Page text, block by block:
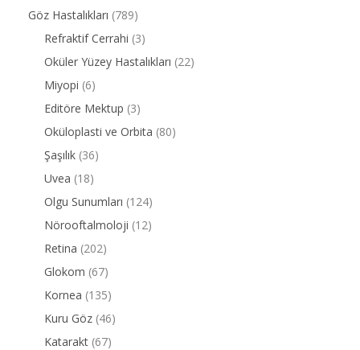
Göz Hastalıkları (789)
Refraktif Cerrahi (3)
Oküler Yüzey Hastalıkları (22)
Miyopi (6)
Editöre Mektup (3)
Oküloplasti ve Orbita (80)
Şaşılık (36)
Uvea (18)
Olgu Sunumları (124)
Nörooftalmoloji (12)
Retina (202)
Glokom (67)
Kornea (135)
Kuru Göz (46)
Katarakt (67)